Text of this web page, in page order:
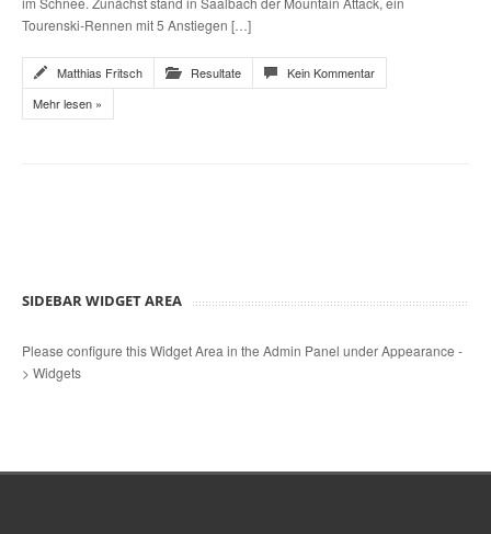
Tourenski-Rennen mit 5 Anstiegen […]
Matthias Fritsch Resultate
Kein Kommentar
Mehr lesen »
SIDEBAR WIDGET AREA
Please configure this Widget Area in the Admin Panel under Appearance -
> Widgets